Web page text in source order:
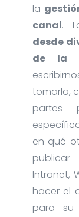
la
canal.
desde
de la
tomarla,
partes
en qué
Intranet,
hacer el
para